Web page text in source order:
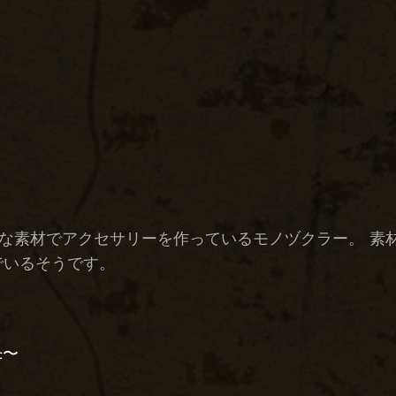
素材でアクセサリーを作っているモノヅクラー。 素
るそうです。